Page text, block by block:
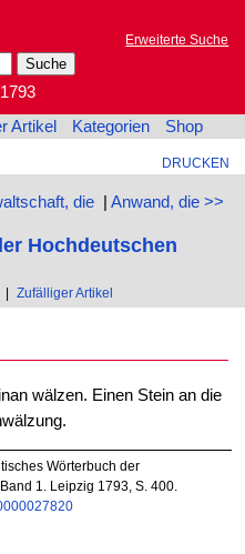
Erweiterte Suche
Artikel Kategorien Shop
DRUCKEN
die| Anwand, die >>
Hochdeutschen
Zufälliger Artikel
wälzen. Einen Stein an die
Wörterbuch der
1. Leipzig 1793, S. 400.